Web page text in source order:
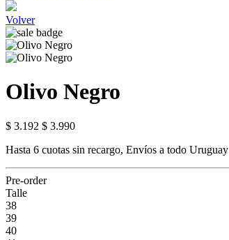
Volver
Olivo Negro
$ 3.192 $ 3.990
Hasta 6 cuotas sin recargo, Envíos a todo Uruguay
Pre-order
Talle
38
39
40